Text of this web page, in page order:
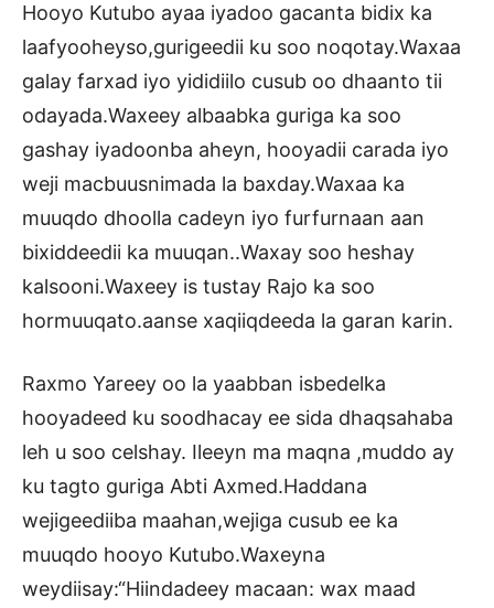
Hooyo Kutubo ayaa iyadoo gacanta bidix ka
laafyooheyso,gurigeedii ku soo noqotay.Waxaa
galay farxad iyo yididiilo cusub oo dhaanto tii
odayada.Waxeey albaabka guriga ka soo
gashay iyadoonba aheyn, hooyadii carada iyo
weji macbuusnimada la baxday.Waxaa ka
muuqdo dhoolla cadeyn iyo furfurnaan aan
bixiddeedii ka muuqan..Waxay soo heshay
kalsooni.Waxeey is tustay Rajo ka soo
hormuuqato.aanse xaqiiqdeeda la garan karin.
Raxmo Yareey oo la yaabban isbedelka
hooyadeed ku soodhacay ee sida dhaqsahaba
leh u soo celshay. Ileeyn ma maqna ,muddo ay
ku tagto guriga Abti Axmed.Haddana
wejigeediiba maahan,wejiga cusub ee ka
muuqdo hooyo Kutubo.Waxeyna
weydiisay:“Hiindadeey macaan: wax maad